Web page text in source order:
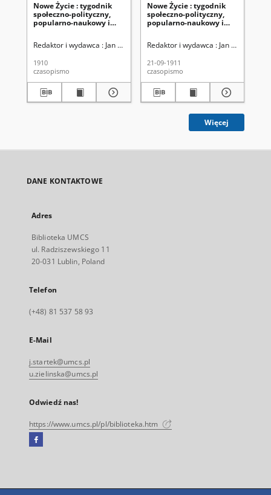
Nowe Życie : tygodnik
społeczno-polityczny,
popularno-naukowy i
Redaktor i wydawca : Jan Klott
1910
czasopismo
Nowe Życie : tygodnik
społeczno-polityczny,
popularno-naukowy i
Redaktor i wydawca : Jan Klott
21-09-1911
czasopismo
Więcej
DANE KONTAKTOWE
Adres
Biblioteka UMCS
ul. Radziszewskiego 11
20-031 Lublin, Poland
Telefon
(+48) 81 537 58 93
E-Mail
j.startek@umcs.pl
u.zielinska@umcs.pl
Odwiedź nas!
https://www.umcs.pl/pl/biblioteka.htm
Facebook
się